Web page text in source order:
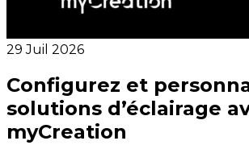
29 Juil 2026
Configurez et
solutions d’éclairage
myCreation